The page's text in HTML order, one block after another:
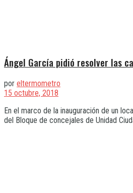
Ángel García pidió resolver las
por eltermometro
15 octubre, 2018
En el marco de la inauguración de un
del Bloque de concejales de Unidad